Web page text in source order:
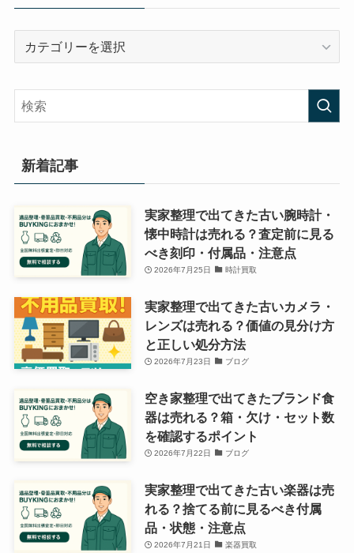
リ
新着記事
実家整理で出てきた古い腕時計・
懐中時計は売れる？査定前に見る
べき刻印・付属品・注意点
2026年7月25日 時計買取
実家整理で出てきた古いカメラ・
レンズは売れる？価値の見分け方
と正しい処分方法
2026年7月23日 ブログ
空き家整理で出てきたブランド食
器は売れる？箱・欠け・セット数
を確認するポイント
2026年7月22日 ブログ
実家整理で出てきた古い楽器は売
れる？捨てる前に見るべき付属
品・状態・注意点
2026年7月21日 楽器買取